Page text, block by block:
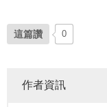
這篇讚 0
作者資訊